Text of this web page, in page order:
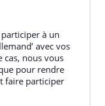
à un
avec vos
cas, nous vous
pour rendre
faire participer